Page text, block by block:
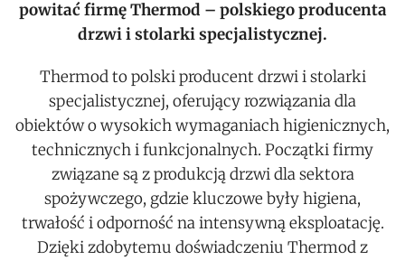
powitać firmę Thermod – polskiego producenta
drzwi i stolarki specjalistycznej.
Thermod to polski producent drzwi i stolarki
specjalistycznej, oferujący rozwiązania dla
obiektów o wysokich wymaganiach higienicznych,
technicznych i funkcjonalnych. Początki firmy
związane są z produkcją drzwi dla sektora
spożywczego, gdzie kluczowe były higiena,
trwałość i odporność na intensywną eksploatację.
Dzięki zdobytemu doświadczeniu Thermod z